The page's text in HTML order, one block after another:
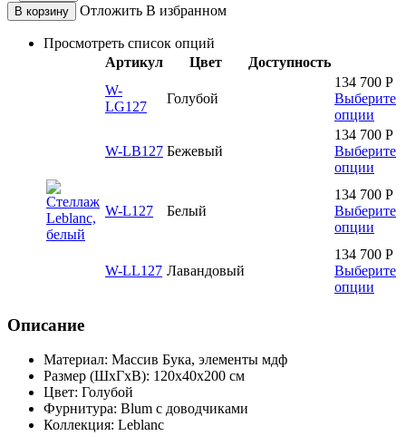
В корзину Отложить В избранном
Просмотреть список опций
Артикул
Цвет
Доступность
W-
LG127
Голубой
134 700 Р
Выберите
опции
W-LB127 Бежевый
134 700 Р
Выберите
опции
W-L127 Белый
134 700 Р
Выберите
опции
W-LL127 Лавандовый
134 700 Р
Выберите
опции
Описание
Материал: Массив Бука, элементы мдф
Размер (ШхГхВ): 120х40х200 см
Цвет: Голубой
Фурнитура: Blum с доводчиками
Коллекция: Leblanc